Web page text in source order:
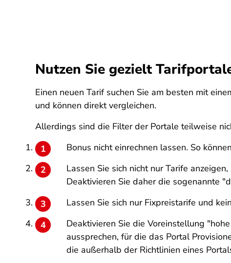
Nutzen Sie gezielt
Einen neuen Tarif suchen Sie am besten mit
und können direkt vergleichen.
Allerdings sind die Filter der Portale teilweise
Bonus nicht einrechnen lassen. So
Lassen Sie sich nicht nur Tarife
Deaktivieren Sie daher die sogenannte
Lassen Sie sich nur Fixpreistarife und
Deaktivieren Sie die Voreinstellung
aussprechen, für die das Portal
die außerhalb der Richtlinien eines